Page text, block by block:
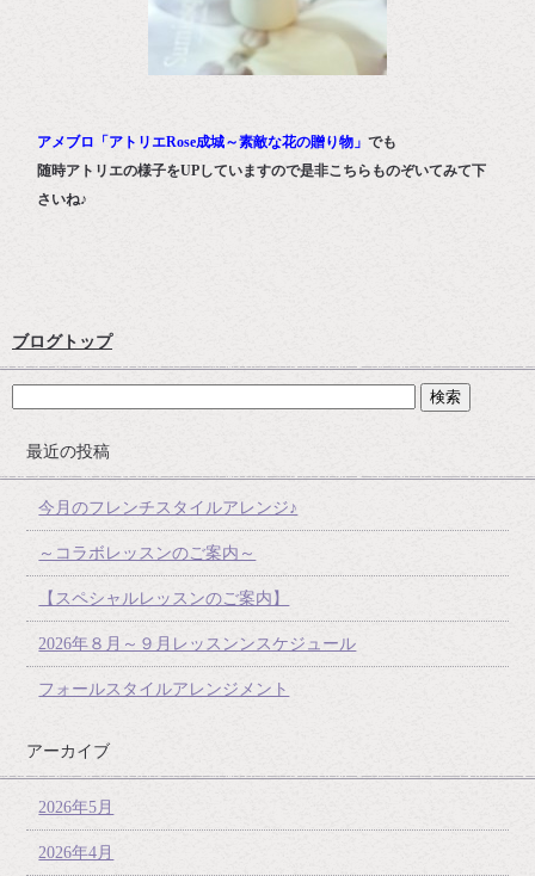
アメブロ「アトリエRose成城～素敵な花の贈り物」でも
随時アトリエの様子をUPしていますので是非こちらものぞいてみて下
さいね♪
ブログトップ
最近の投稿
今月のフレンチスタイルアレンジ♪
～コラボレッスンのご案内～
【スペシャルレッスンのご案内】
2026年８月～９月レッスンンスケジュール
フォールスタイルアレンジメント
アーカイブ
2026年5月
2026年4月